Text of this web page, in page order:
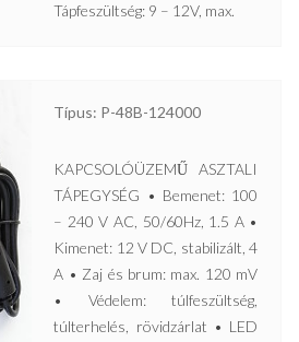
Tápfeszültség: 9 – 12V, max.
Típus: P-48B-124000
KAPCSOLÓÜZEMŰ ASZTALI
TÁPEGYSÉG • Bemenet: 100
– 240 V AC, 50/60Hz, 1.5 A •
Kimenet: 12 V DC, stabilizált, 4
A • Zaj és brum: max. 120 mV
• Védelem: túlfeszültség,
túlterhelés, rövidzárlat • LED